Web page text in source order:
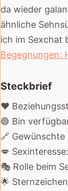
da wieder
ähnliche
ich im Sexchat
Begegnungen:
Steckbrief
❤️
🟢 Bin
🔗
💋
🎭 Rolle beim
🌟